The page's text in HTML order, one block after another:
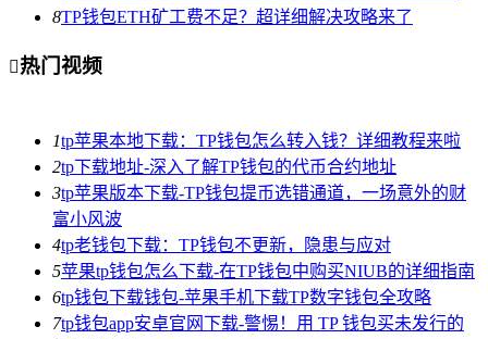
8TP钱包ETH矿工费不足？超详细解决攻略来了
热门视频
1tp苹果本地下载：TP钱包怎么转入钱？详细教程来啦
2tp下载地址-深入了解TP钱包的代币合约地址
3tp苹果版本下载-TP钱包提币选错通道，一场意外的财
富小风波
4tp老钱包下载：TP钱包不更新，隐患与应对
5苹果tp钱包怎么下载-在TP钱包中购买NIUB的详细指南
6tp钱包下载钱包-苹果手机下载TP数字钱包全攻略
7tp钱包app安卓官网下载-警惕！用 TP 钱包买未发行的